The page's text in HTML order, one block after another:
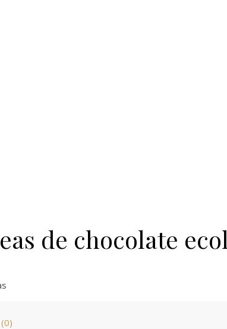
de chocolate